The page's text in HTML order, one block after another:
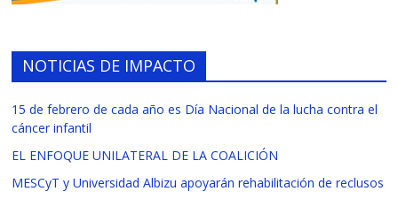
NOTICIAS DE IMPACTO
15 de febrero de cada año es Día Nacional de la lucha contra el
cáncer infantil
EL ENFOQUE UNILATERAL DE LA COALICIÓN
MESCyT y Universidad Albizu apoyarán rehabilitación de reclusos